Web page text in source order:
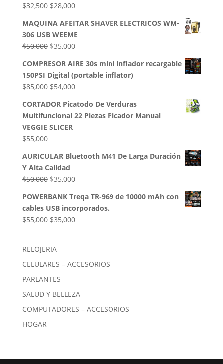
$32,500 El
original
era:
$32,500.
$28,000El
actual
es:
$28,000.
MAQUINA AFEITAR SHAVER ELECTRICOS WM-
306 USB WEEME
$50,000 El
original
era:
$50,000.
$35,000El
actual
es:
$35,000.
COMPRESOR AIRE 30s mini inflador recargable
150PSI Digital (portable inflator)
$85,000 El
original
era:
$85,000.
$54,000El
actual
es:
CORTADOR Picatodo De Verduras
Multifuncional 22 Piezas Picador Manual
VEGGIE SLICER
$55,000
AURICULAR Bluetooth M41 De Larga Duración
Y Alta Calidad
$50,000 El
original
era:
$50,000.
$35,000El
actual
es:
$35,000.
POWERBANK Treqa TR-969 de 10000 mAh con
cables USB incorporados.
$55,000 El
era:
$55,000.
$35,000El
$35,000.
RELOJERIA
CELULARES – ACCESORIOS
PARLANTES
SALUD Y BELLEZA
COMPUTADORES – ACCESORIOS
HOGAR